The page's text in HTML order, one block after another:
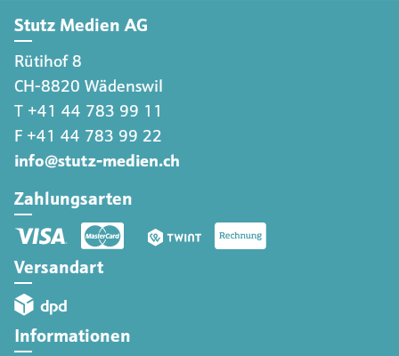
Stutz Medien AG
Rütihof 8
CH-8820 Wädenswil
T +41 44 783 99 11
F +41 44 783 99 22
info@stutz-medien.ch
Zahlungsarten
Versandart
Informationen